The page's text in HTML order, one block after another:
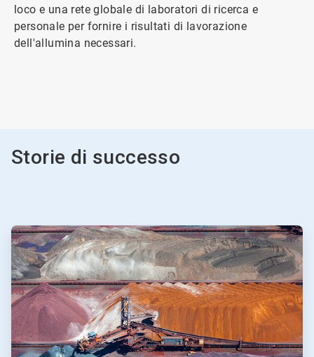
loco e una rete globale di laboratori di ricerca e
personale per fornire i risultati di lavorazione
dell'allumina necessari.
Storie di successo
ArticleTile
1
di
2